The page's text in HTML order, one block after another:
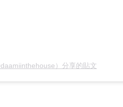
）分享的貼文